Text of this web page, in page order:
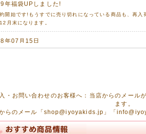
年福袋UPしました!
開始です!もうすでに売り切れになっている商品も、再
月末になります。
年07月15日
のことですが、人気商品は完売必至!ご予約はお早めに!!
年10月20日
ランド【otonato】のカットソーチェスターコー
・お問い合わせのお客様へ：当店からのメール
ます。
らのメール「shop@iyoyakids.jp」「